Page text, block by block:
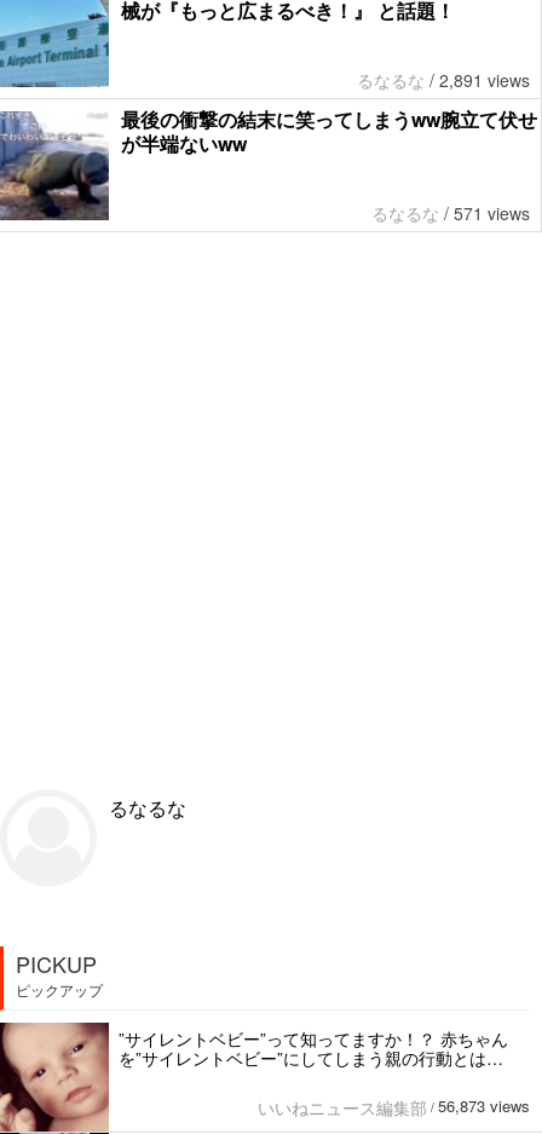
械が『もっと広まるべき！』 と話題！
るなるな / 2,891 views
最後の衝撃の結末に笑ってしまうww腕立て伏せ
が半端ないww
るなるな / 571 views
るなるな
PICKUP
ピックアップ
”サイレントベビー”って知ってますか！？ 赤ちゃん
を”サイレントベビー”にしてしまう親の行動とは…
いいねニュース編集部 / 56,873 views